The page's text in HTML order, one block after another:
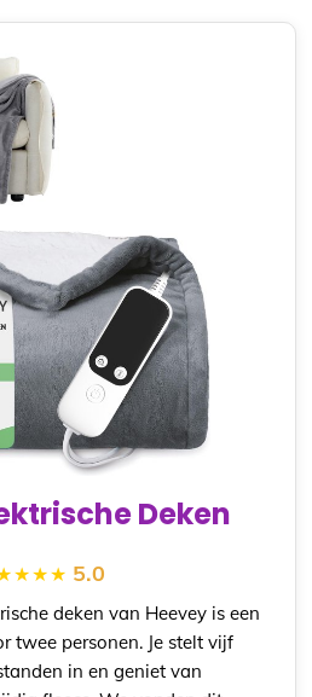
Deken
5.0
deken van Heevey is een
twee personen. Je stelt vijf
in en geniet van